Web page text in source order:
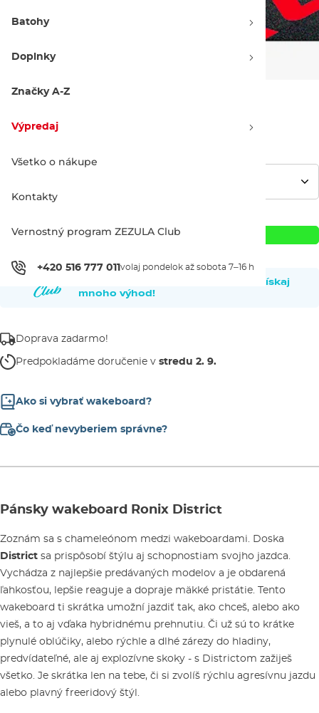
Batohy
Doplnky
Značky A-Z
Výpredaj
Všetko o nákupe
Kontakty
Vernostný program ZEZULA Club
+420 516 777 011 volaj pondelok až sobota 7–16 h
459.90 €
Pridať do košíka
a získaj
mnoho výhod!
Doprava zadarmo!
Predpokladáme doručenie v stredu 2. 9.
Ako si vybrať wakeboard?
Čo keď nevyberiem správne?
Pánsky wakeboard Ronix District
Zoznám sa s chameleónom medzi wakeboardami. Doska
District sa prispôsobí štýlu aj schopnostiam svojho jazdca.
Vychádza z najlepšie predávaných modelov a je obdarená
ľahkosťou, lepšie reaguje a dopraje mäkké pristátie. Tento
wakeboard ti skrátka umožní jazdiť tak, ako chceš, alebo ako
vieš, a to aj vďaka hybridnému prehnutiu. Či už sú to krátke
plynulé oblúčiky, alebo rýchle a dlhé zárezy do hladiny,
predvídateľné, ale aj explozívne skoky - s Districtom zažiješ
všetko. Je skrátka len na tebe, či si zvolíš rýchlu agresívnu jazdu
alebo plavný freeridový štýl.